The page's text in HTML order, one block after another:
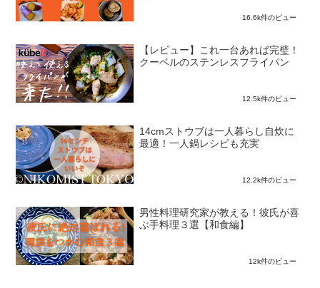
16.6k件のビュー
【レビュー】これ一台あれば完璧！
クーベルのステンレスフライパン
12.5k件のビュー
14cmストウブは一人暮らし自炊に
最適！一人鍋レシピも充実
12.2k件のビュー
男性料理研究家が教える！彼氏が喜
ぶ手料理３選【和食編】
12k件のビュー